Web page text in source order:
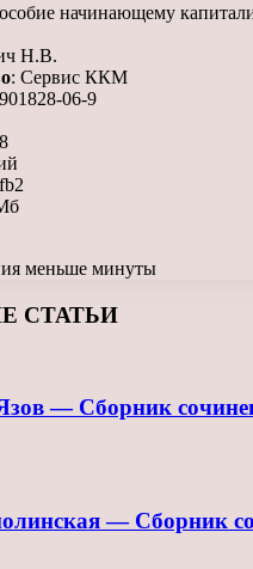
начинающему
Н.В.
: Сервис ККМ
06-9
меньше минуты
СТАТЬИ
— Сборник
— Сборник